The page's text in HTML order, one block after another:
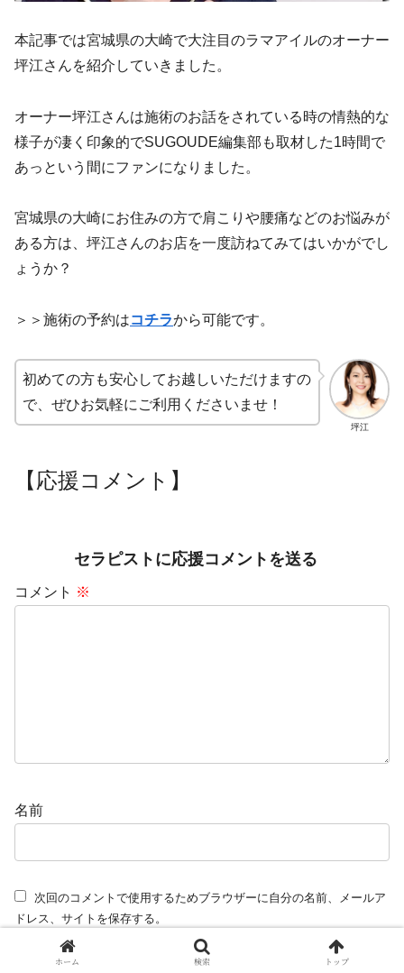
本記事では宮城県の大崎で大注目のラマアイルのオーナー
坪江さんを紹介していきました。
オーナー坪江さんは施術のお話をされている時の情熱的な
様子が凄く印象的でSUGOUDE編集部も取材した1時間で
あっという間にファンになりました。
宮城県の大崎にお住みの方で肩こりや腰痛などのお悩みが
ある方は、坪江さんのお店を一度訪ねてみてはいかがでし
ょうか？
＞＞施術の予約はコチラから可能です。
坪江
初めての方も安心してお越しいただけますの
で、ぜひお気軽にご利用くださいませ！
【応援コメント】
セラピストに応援コメントを送る
コメント ※
名前
次回のコメントで使用するためブラウザーに自分の名前、メールア
ドレス、サイトを保存する。
ホーム 検索 トップ